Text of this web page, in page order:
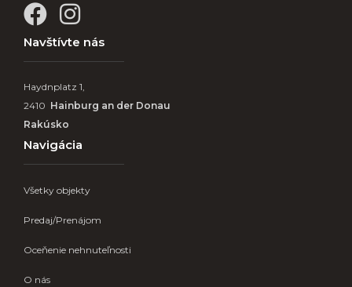
 
Navštívte nás
Haydnplatz 1,
2410 Hainburg an der Donau
Rakúsko
Navigácia
Všetky objekty
Predaj/Prenájom
Oceňenie nehnuteľnosti
O nás